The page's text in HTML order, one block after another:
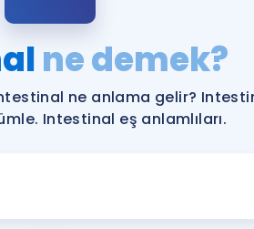
YDS ve YÖKDİL
YDS ve YÖKDİL'e
Tüm ÖSYM
ne demek?
ne anlama gelir?
Intestinal eş anlamlıları.